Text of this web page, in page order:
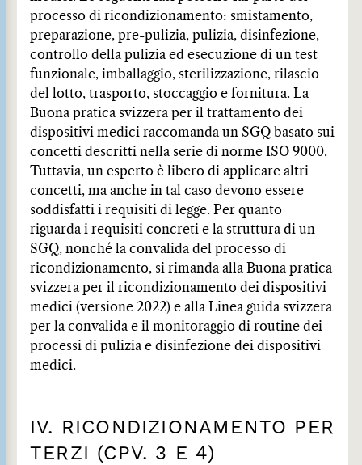
processo di ricondizionamento: smistamento,
preparazione, pre-pulizia, pulizia, disinfezione,
controllo della pulizia ed esecuzione di un test
funzionale, imballaggio, sterilizzazione, rilascio
del lotto, trasporto, stoccaggio e fornitura. La
Buona pratica svizzera per il trattamento dei
dispositivi medici raccomanda un SGQ basato sui
concetti descritti nella serie di norme ISO 9000.
Tuttavia, un esperto è libero di applicare altri
concetti, ma anche in tal caso devono essere
soddisfatti i requisiti di legge. Per quanto
riguarda i requisiti concreti e la struttura di un
SGQ, nonché la convalida del processo di
ricondizionamento, si rimanda alla Buona pratica
svizzera per il ricondizionamento dei dispositivi
medici (versione 2022) e alla Linea guida svizzera
per la convalida e il monitoraggio di routine dei
processi di pulizia e disinfezione dei dispositivi
medici.
IV. RICONDIZIONAMENTO PER
TERZI (CPV. 3 E 4)